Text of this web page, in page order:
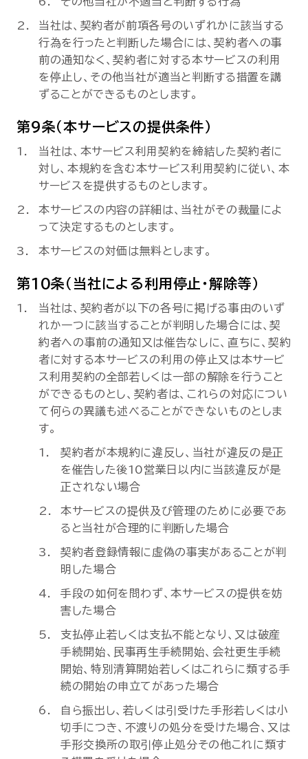
当社は、契約者が前項各号のいずれかに該当する
行為を行ったと判断した場合には、契約者への事
前の通知なく、契約者に対する本サービスの利用
を停止し、その他当社が適当と判断する措置を講
ずることができるものとします。
第9条（本サービスの提供条件）
当社は、本サービス利用契約を締結した契約者に
対し、本規約を含む本サービス利用契約に従い、本
サービスを提供するものとします。
本サービスの内容の詳細は、当社がその裁量によ
って決定するものとします。
本サービスの対価は無料とします。
第10条（当社による利用停止・解除等）
当社は、契約者が以下の各号に掲げる事由のいず
れか一つに該当することが判明した場合には、契
約者への事前の通知又は催告なしに、直ちに、契約
者に対する本サービスの利用の停止又は本サービ
ス利用契約の全部若しくは一部の解除を行うこと
ができるものとし、契約者は、これらの対応につい
て何らの異議も述べることができないものとしま
す。
契約者が本規約に違反し、当社が違反の是正
を催告した後10営業日以内に当該違反が是
正されない場合
本サービスの提供及び管理のために必要であ
ると当社が合理的に判断した場合
契約者登録情報に虚偽の事実があることが判
明した場合
手段の如何を問わず、本サービスの提供を妨
害した場合
支払停止若しくは支払不能となり、又は破産
手続開始、民事再生手続開始、会社更生手続
開始、特別清算開始若しくはこれらに類する手
続の開始の申立てがあった場合
自ら振出し、若しくは引受けた手形若しくは小
切手につき、不渡りの処分を受けた場合、又は
手形交換所の取引停止処分その他これに類す